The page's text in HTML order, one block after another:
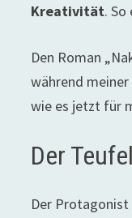
Kreativität.
Den Roman
während
wie es jetzt für
Der
Der